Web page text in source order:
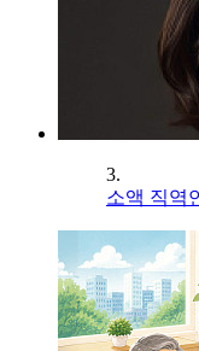
3.
소액 직역